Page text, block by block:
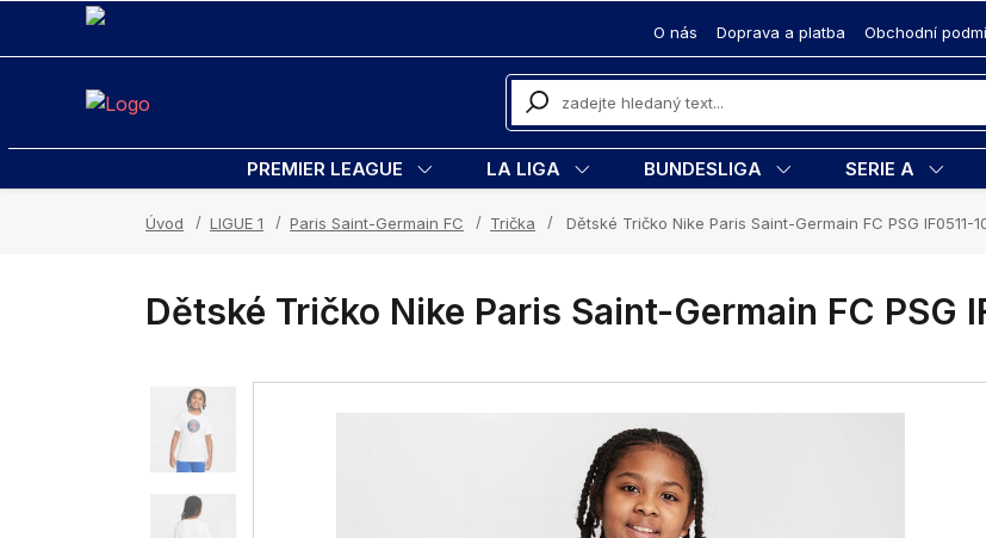
O nás Doprava a platba Obchodní
PREMIER LEAGUE LA LIGA BUNDESLIGA SERIE A
Úvod LIGUE 1 Paris Saint-Germain FC Trička Dětské Tričko Nike Paris Saint-Germain FC PSG IF0511-
Dětské Tričko Nike Paris Saint-Germain FC PSG